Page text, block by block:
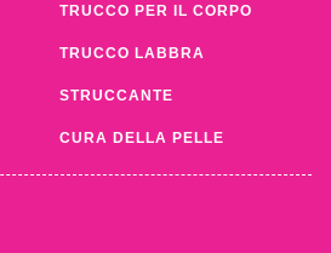
TRUCCO PER IL CORPO
TRUCCO LABBRA
STRUCCANTE
CURA DELLA PELLE